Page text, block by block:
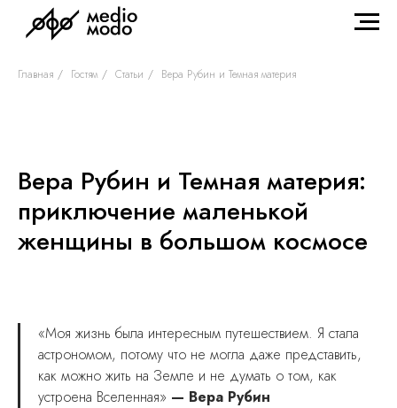
Главная / Гостям / Статьи / Вера Рубин и Темная материя
Вера Рубин и Темная материя:
приключение маленькой
женщины в большом космосе
«Моя жизнь была интересным путешествием. Я стала
астрономом, потому что не могла даже представить,
как можно жить на Земле и не думать о том, как
устроена Вселенная» — Вера Рубин